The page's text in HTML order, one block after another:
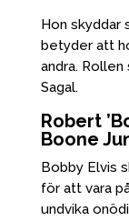
Hon skyddar
betyder att
andra.
Sagal.
Robert
Boone
Bobby Elvis
för att vara
undvika